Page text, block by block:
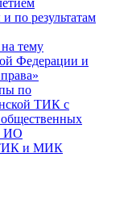
по результатам
тему
Федерации и
по
ТИК с
ИО
ТИК и МИК